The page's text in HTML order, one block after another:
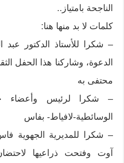
الناجحة بامتياز..
كلمات لا بد منها هنا:
– شكرا للأستاذ الدكتور
الدعوة، وشاركنا هذا الحفل
محتفى به
– شكرا لرئيس وأعضاء
الوسائطية-لافياط- بفاس
– شكرا للمديرية الجهوية
آوت وفتحت ذراعيها